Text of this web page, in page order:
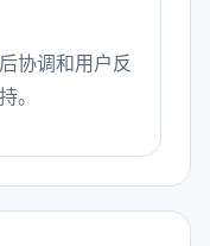
协调和用户反
。